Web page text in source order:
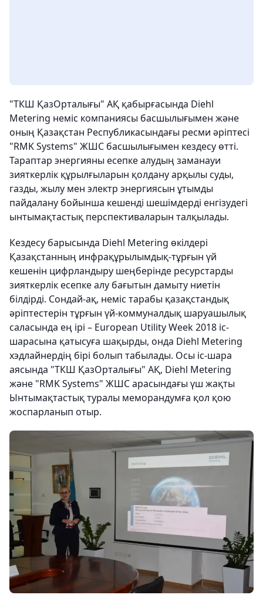
"ТКШ ҚазОрталығы" АҚ қабырғасында Diehl
Metering неміс компаниясы басшылығымен және
оның Қазақстан Республикасындағы ресми әріптесі
"RMK Systems" ЖШС басшылығымен кездесу өтті.
Тараптар энергияны есепке алудың заманауи
зияткерлік құрылғыларын қолдану арқылы суды,
газды, жылу мен электр энергиясын ұтымды
пайдалану бойынша кешенді шешімдерді енгізудегі
ынтымақтастық перспективаларын талқылады.
Кездесу барысында Diehl Metering өкілдері
Қазақстанның инфрақұрылымдық-тұрғын үй
кешенін цифрландыру шеңберінде ресурстарды
зияткерлік есепке алу бағытын дамыту ниетін
білдірді. Сондай-ақ, неміс тарабы қазақстандық
әріптестерін тұрғын үй-коммуналдық шаруашылық
саласында ең ірі – European Utility Week 2018 іс-
шарасына қатысуға шақырды, онда Diehl Metering
хэдлайнердің бірі болып табылады. Осы іс-шара
аясында "ТКШ ҚазОрталығы" АҚ, Diehl Metering
және "RMK Systems" ЖШС арасындағы үш жақты
Ынтымақтастық туралы меморандумға қол қою
жоспарланып отыр.